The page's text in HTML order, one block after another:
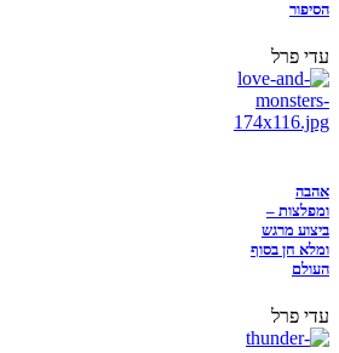
הסיפור
עדי פרל
אהבה
ומפלצות –
ביצוע מרגש
ומלא חן בסוף
העולם
עדי פרל